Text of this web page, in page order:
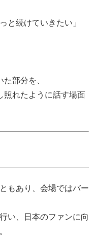
と続けていきたい」
部分を、
照れたように話す場面
もあり、会場ではバー
い、日本のファンに向